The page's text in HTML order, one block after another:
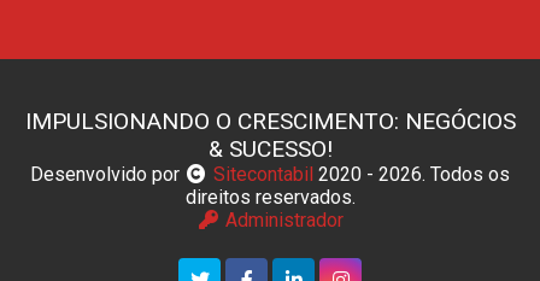
IMPULSIONANDO O CRESCIMENTO: NEGÓCIOS
& SUCESSO!
Desenvolvido por Sitecontabil 2020 - 2026. Todos os
direitos reservados.
Administrador